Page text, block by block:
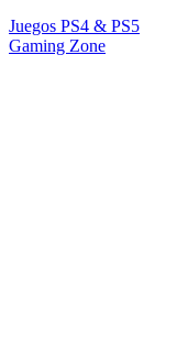
Juegos PS4 & PS5
Gaming Zone